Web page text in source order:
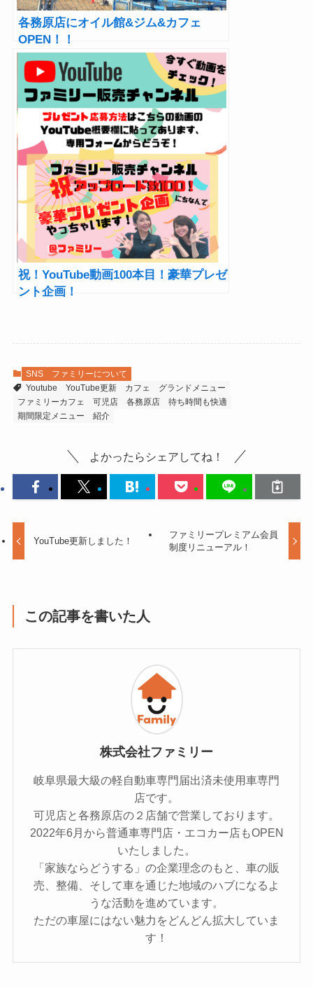
各務原店にオイル館&ジム&カフェ
OPEN！！
祝！YouTube動画100本目！豪華プレゼ
ント企画！
SNS
ファミリーについて
Youtube
YouTube更新 カフェ
グランドメニュー
ファミリーカフェ
可児店 各務原店
待ち時間も快適
期間限定メニュー
紹介
よかったらシェアしてね！
YouTube更新しました！
ファミリープレミアム会員
制度リニューアル！
この記事を書いた人
株式会社ファミリー
岐阜県最大級の軽自動車専門届出済未使用車専門
店です。
可児店と各務原店の２店舗で営業しております。
2022年6月から普通車専門店・エコカー店もOPEN
いたしました。
「家族ならどうする」の企業理念のもと、車の販
売、整備、そして車を通じた地域のハブになるよ
うな活動を進めています。
ただの車屋にはない魅力をどんどん拡大していま
す！